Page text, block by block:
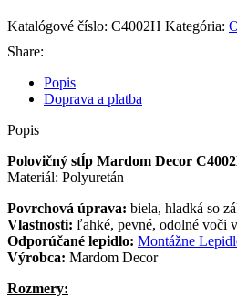
Katalógové číslo: C4002H Kategória:
Share:
Popis
Doprava a platba
Popis
Polovičný stĺp Mardom Decor
Materiál: Polyuretán
Povrchová úprava: biela, hladká so
Vlastnosti: ľahké, pevné, odolné voči
Odporúčané lepidlo: Montážne
Výrobca: Mardom Decor
Rozmery: